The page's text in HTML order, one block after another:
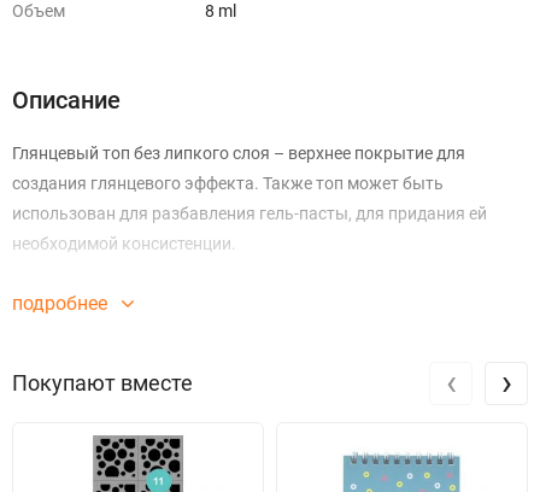
Объем 8 ml
Описание
Глянцевый топ без липкого слоя – верхнее покрытие для
создания глянцевого эффекта. Также топ может быть
использован для разбавления гель-пасты, для придания ей
необходимой консистенции.
подробнее
Покупают вместе ‹ ›